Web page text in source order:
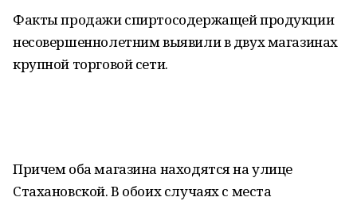
Факты продажи спиртосодержащей продукции
несовершеннолетним выявили в двух магазинах
крупной торговой сети.
Причем оба магазина находятся на улице
Стахановской. В обоих случаях с места